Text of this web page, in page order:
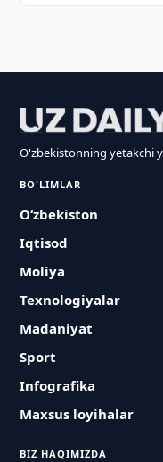
O'zbekistonning yetakchi
BO'LIMLAR
O‘zbekiston
Iqtisod
Moliya
Texnologiyalar
Madaniyat
Sport
Infografika
Maxsus loyihalar
BIZ HAQIMIZDA